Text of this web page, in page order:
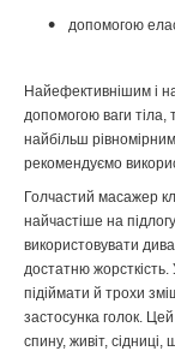
допомогою
Найефективнішим і
допомогою ваги тіла,
найбільш
рекомендуємо
Голчастий масажер
найчастіше на
використовувати
достатню
підіймати й трохи
застосунка голок.
спину, живіт,